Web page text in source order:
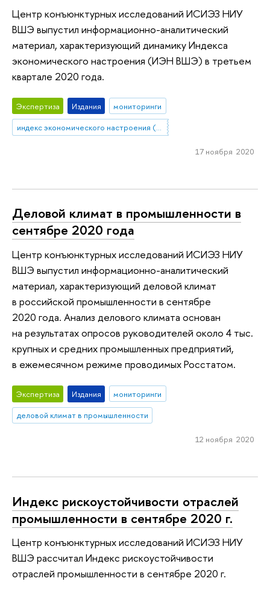
Центр конъюнктурных исследований ИСИЭЗ НИУ
ВШЭ выпустил информационно-аналитический
материал, характеризующий динамику Индекса
экономического настроения (ИЭН ВШЭ) в третьем
квартале 2020 года.
Экспертиза Издания
мониторинги
индекс экономического настроения (ИЭН ВШЭ)
17 ноября 2020
Деловой климат в промышленности в
сентябре 2020 года
Центр конъюнктурных исследований ИСИЭЗ НИУ
ВШЭ выпустил информационно-аналитический
материал, характеризующий деловой климат
в российской промышленности в сентябре
2020 года. Анализ делового климата основан
на результатах опросов руководителей около 4 тыс.
крупных и средних промышленных предприятий,
в ежемесячном режиме проводимых Росстатом.
Экспертиза Издания
мониторинги
деловой климат в промышленности
12 ноября 2020
Индекс рискоустойчивости отраслей
промышленности в сентябре 2020 г.
Центр конъюнктурных исследований ИСИЭЗ НИУ
ВШЭ рассчитал Индекс рискоустойчивости
отраслей промышленности в сентябре 2020 г.